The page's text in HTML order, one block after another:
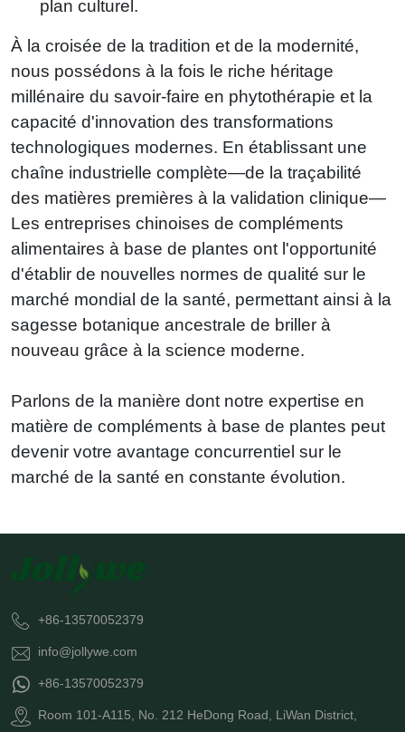
plan culturel.
À la croisée de la tradition et de la modernité,
nous possédons à la fois le riche héritage
millénaire du savoir-faire en phytothérapie et la
capacité d'innovation des transformations
technologiques modernes. En établissant une
chaîne industrielle complète—de la traçabilité
des matières premières à la validation clinique—
Les entreprises chinoises de compléments
alimentaires à base de plantes ont l'opportunité
d'établir de nouvelles normes de qualité sur le
marché mondial de la santé, permettant ainsi à la
sagesse botanique ancestrale de briller à
nouveau grâce à la science moderne.
Parlons de la manière dont notre expertise en
matière de compléments à base de plantes peut
devenir votre avantage concurrentiel sur le
marché de la santé en constante évolution.
+86-13570052379
info@jollywe.com
+86-13570052379
Room 101-A115, No. 212 HeDong Road, LiWan District,